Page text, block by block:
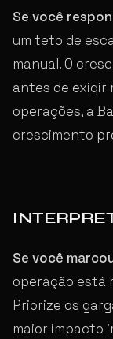
Se você
um teto de
manual. O
antes de exigir
operações, a
crescimento
Se você
operação está
Priorize os
maior impacto